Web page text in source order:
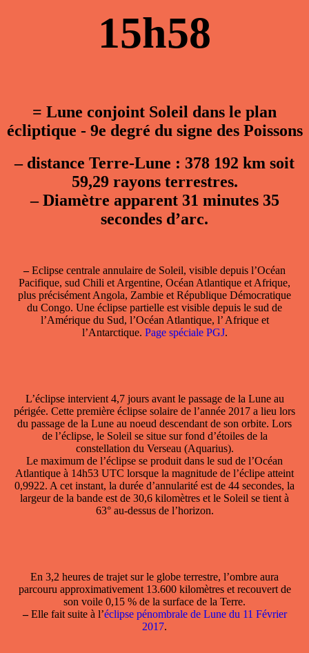
15h58
= Lune conjoint Soleil dans le plan
écliptique - 9e degré du signe des Poissons
–distance Terre-Lune : 378 192 km soit
59,29 rayons terrestres.
–Diamètre apparent 31 minutes 35
secondes d’arc.
–Eclipse centrale annulaire de Soleil, visible depuis l’Océan
Pacifique, sud Chili et Argentine, Océan Atlantique et Afrique,
plus précisément Angola, Zambie et République Démocratique
du Congo. Une éclipse partielle est visible depuis le sud de
l’Amérique du Sud, l’Océan Atlantique, l’ Afrique et
l’Antarctique. Page spéciale PGJ.
L’éclipse intervient 4,7 jours avant le passage de la Lune au
périgée. Cette première éclipse solaire de l’année 2017 a lieu lors
du passage de la Lune au noeud descendant de son orbite. Lors
de l’éclipse, le Soleil se situe sur fond d’étoiles de la
constellation du Verseau (Aquarius).
Le maximum de l’éclipse se produit dans le sud de l’Océan
Atlantique à 14h53 UTC lorsque la magnitude de l’éclipe atteint
0,9922. A cet instant, la durée d’annularité est de 44 secondes, la
largeur de la bande est de 30,6 kilomètres et le Soleil se tient à
63° au-dessus de l’horizon.
En 3,2 heures de trajet sur le globe terrestre, l’ombre aura
parcouru approximativement 13.600 kilomètres et recouvert de
son voile 0,15 % de la surface de la Terre.
–Elle fait suite à l’éclipse pénombrale de Lune du 11 Février
2017.